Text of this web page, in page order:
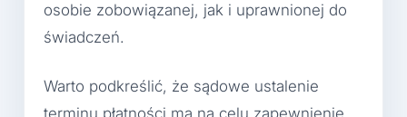
osobie zobowiązanej, jak i uprawnionej do
świadczeń.
Warto podkreślić, że sądowe ustalenie
terminu płatności ma na celu zapewnienie